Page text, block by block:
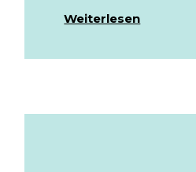
Weiterlesen